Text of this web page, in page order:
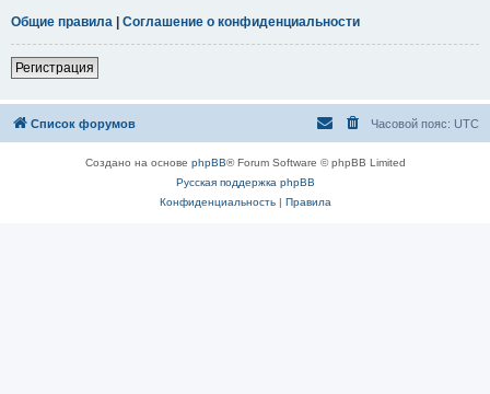
Общие правила | Соглашение о конфиденциальности
Регистрация
Список форумов Часовой пояс: UTC
Создано на основе phpBB® Forum Software © phpBB Limited
Русская поддержка phpBB
Конфиденциальность| Правила